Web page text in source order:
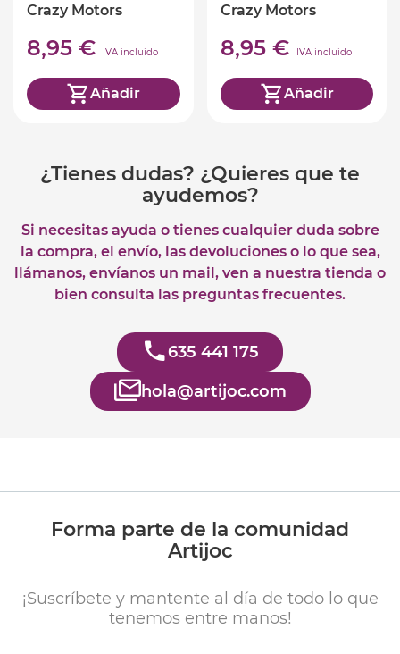
Crazy Motors
8,95 € IVA incluido
Añadir
Crazy Motors
8,95 € IVA incluido
Añadir
¿Tienes dudas? ¿Quieres que te
ayudemos?
Si necesitas ayuda o tienes cualquier duda sobre
la compra, el envío, las devoluciones o lo que sea,
llámanos, envíanos un mail, ven a nuestra tienda o
bien consulta las preguntas frecuentes.
635 441 175
hola@artijoc.com
Forma parte de la comunidad
Artijoc
¡Suscríbete y mantente al día de todo lo que
tenemos entre manos!